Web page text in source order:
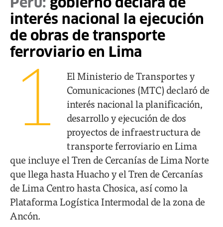
Perú: gobierno declara de
interés nacional la ejecución
de obras de transporte
ferroviario en Lima
1
El Ministerio de Transportes y
Comunicaciones (MTC) declaró de
interés nacional la planificación,
desarrollo y ejecución de dos
proyectos de infraestructura de
transporte ferroviario en Lima
que incluye el Tren de Cercanías de Lima Norte
que llega hasta Huacho y el Tren de Cercanías
de Lima Centro hasta Chosica, así como la
Plataforma Logística Intermodal de la zona de
Ancón.